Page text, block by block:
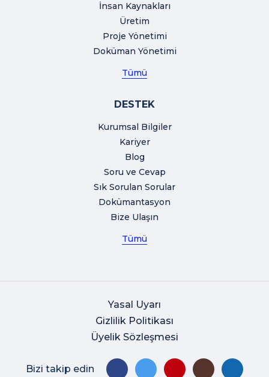
İnsan Kaynakları
Üretim
Proje Yönetimi
Doküman Yönetimi
Tümü
DESTEK
Kurumsal Bilgiler
Kariyer
Blog
Soru ve Cevap
Sık Sorulan Sorular
Dokümantasyon
Bize Ulaşın
Tümü
Yasal Uyarı
Gizlilik Politikası
Üyelik Sözleşmesi
Bizi takip edin